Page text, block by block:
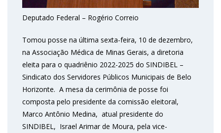
Deputado Federal – Rogério Correio
Tomou posse na última sexta-feira, 10 de dezembro,
na Associação Médica de Minas Gerais, a diretoria
eleita para o quadriênio 2022-2025 do SINDIBEL –
Sindicato dos Servidores Públicos Municipais de Belo
Horizonte. A mesa da cerimônia de posse foi
composta pelo presidente da comissão eleitoral,
Marco Antônio Medina, atual presidente do
SINDIBEL, Israel Arimar de Moura, pela vice-